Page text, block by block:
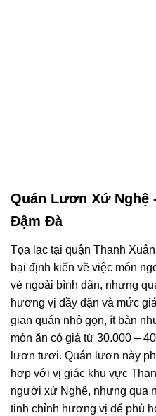
Quán Lươn Xứ Nghệ
Đậm Đà
Tọa lạc tại quận Thanh
bại định kiến về việc món
vẻ ngoài bình dân, nhưng
hương vị đầy đặn và mức
gian quán nhỏ gọn, ít bàn
món ăn có giá từ 30.000 –
lươn tươi. Quán lươn này
hợp với vị giác khu vực
người xứ Nghệ, nhưng qua
tinh chỉnh hương vị để phù